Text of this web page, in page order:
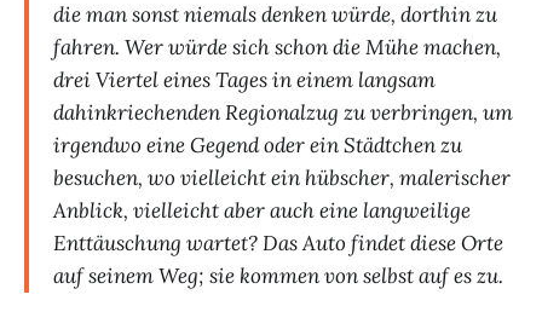
die man sonst niemals denken würde, dorthin zu
fahren. Wer würde sich schon die Mühe machen,
drei Viertel eines Tages in einem langsam
dahinkriechenden Regionalzug zu verbringen, um
irgendwo eine Gegend oder ein Städtchen zu
besuchen, wo vielleicht ein hübscher, malerischer
Anblick, vielleicht aber auch eine langweilige
Enttäuschung wartet? Das Auto findet diese Orte
auf seinem Weg; sie kommen von selbst auf es zu.